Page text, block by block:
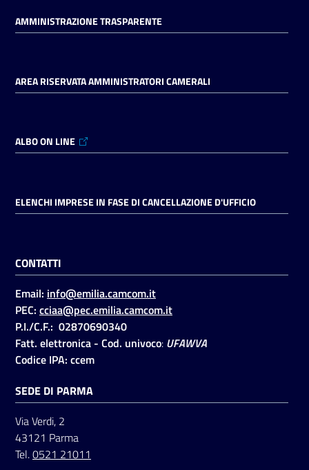
AMMINISTRAZIONE TRASPARENTE
AREA RISERVATA AMMINISTRATORI CAMERALI
ALBO ON LINE
ELENCHI IMPRESE IN FASE DI CANCELLAZIONE D'UFFICIO
CONTATTI
Email: info@emilia.camcom.it
PEC: cciaa@pec.emilia.camcom.it
P.I./C.F.: 02870690340
Fatt. elettronica - Cod. univoco: UFAWVA
Codice IPA: ccem
SEDE DI PARMA
Via Verdi, 2
43121 Parma
Tel.0521 21011